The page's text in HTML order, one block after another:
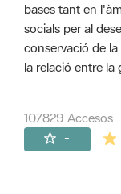
bases tant en
socials per al
conservació de
la relació entre la
107829 Accesos
-